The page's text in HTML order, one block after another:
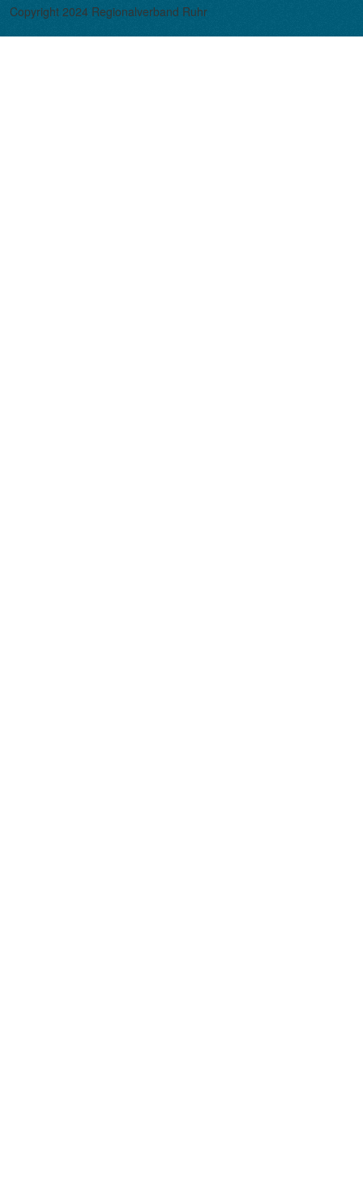
Copyright 2024 Regionalverband Ruhr